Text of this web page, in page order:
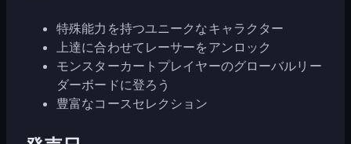
特殊能力を持つユニークなキャラクター
上達に合わせてレーサーをアンロック
モンスターカートプレイヤーのグローバルリー
ダーボードに登ろう
豊富なコースセレクション